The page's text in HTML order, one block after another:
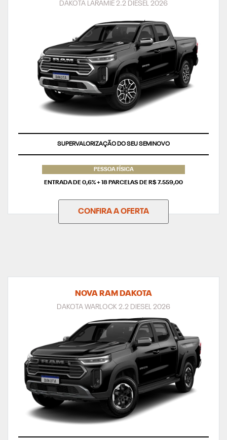
DAKOTA LARAMIE 2.2 DIESEL 2026
TAXA ZERO
PESSOA FÍSICA
ENTRADA DE 0,6% + 18 PARCELAS DE R$ 7.559,00
CONFIRA A OFERTA
NOVA RAM DAKOTA
DAKOTA WARLOCK 2.2 DIESEL 2026